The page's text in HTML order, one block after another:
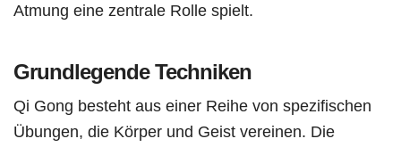
Atmung eine zentrale Rolle spielt.
Grundlegende Techniken
Qi Gong besteht aus einer Reihe von spezifischen
Übungen, die Körper und Geist vereinen. Die